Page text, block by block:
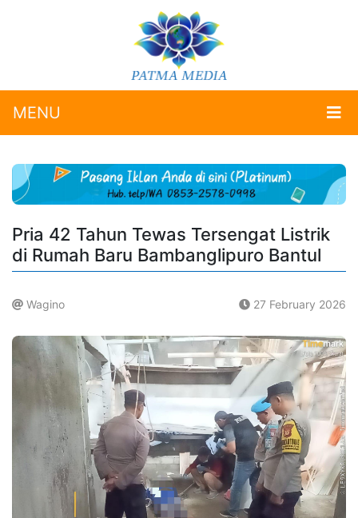
MENU
Pria 42 Tahun Tewas Tersengat Listrik
di Rumah Baru Bambanglipuro Bantul
Wagino 27 February 2026